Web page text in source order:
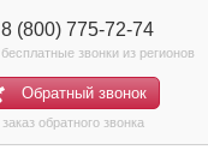
8 (800) 775-72-74
заказ обратного звонка